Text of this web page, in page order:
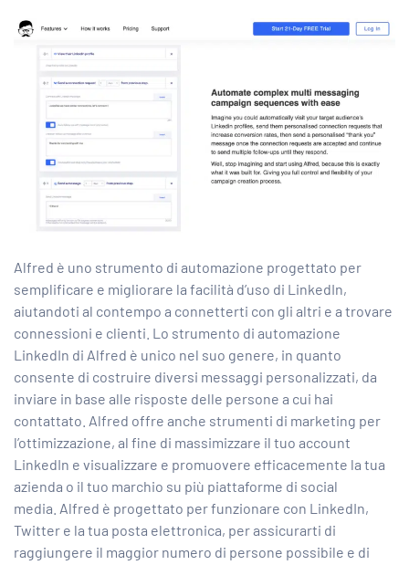
Alfred è uno strumento di automazione progettato per
semplificare e migliorare la facilità d’uso di LinkedIn,
aiutandoti al contempo a connetterti con gli altri e a trovare
connessioni e clienti. Lo strumento di automazione
LinkedIn di Alfred è unico nel suo genere, in quanto
consente di costruire diversi messaggi personalizzati, da
inviare in base alle risposte delle persone a cui hai
contattato. Alfred offre anche strumenti di marketing per
l’ottimizzazione, al fine di massimizzare il tuo account
LinkedIn e visualizzare e promuovere efficacemente la tua
azienda o il tuo marchio su più piattaforme di social
media. Alfred è progettato per funzionare con LinkedIn,
Twitter e la tua posta elettronica, per assicurarti di
raggiungere il maggior numero di persone possibile e di